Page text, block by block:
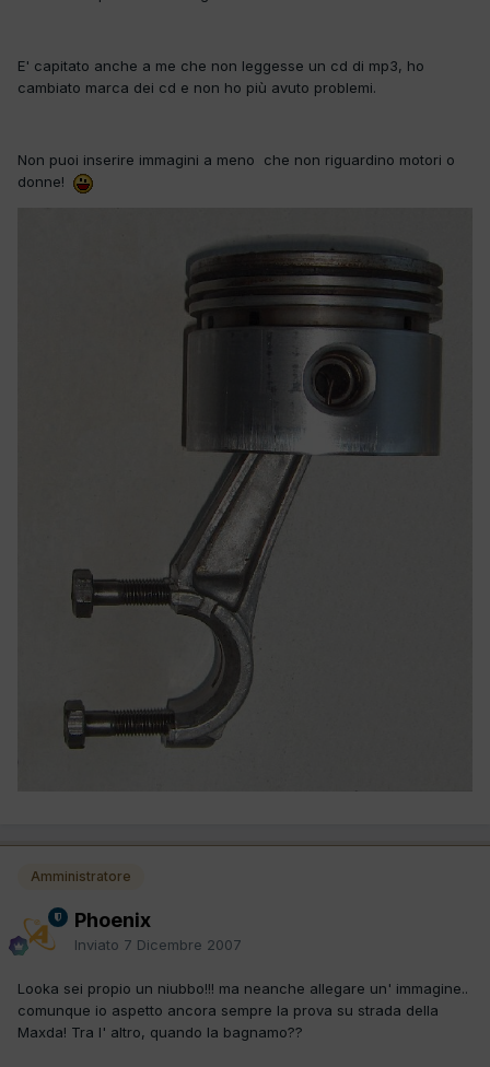
E' capitato anche a me che non leggesse un cd di mp3, ho
cambiato marca dei cd e non ho più avuto problemi.
Non puoi inserire immagini a meno che non riguardino motori o
donne!
Amministratore
Phoenix
Inviato 7 Dicembre 2007
Looka sei propio un niubbo!!! ma neanche allegare un' immagine..
comunque io aspetto ancora sempre la prova su strada della
Maxda! Tra l' altro, quando la bagnamo??